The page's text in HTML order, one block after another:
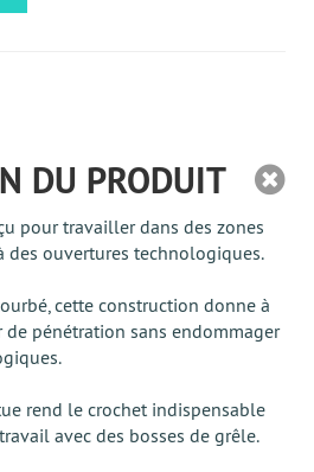
DU PRODUIT
pour travailler dans des zones
des ouvertures technologiques.
cette construction donne à
pénétration sans endommager
rend le crochet indispensable
avec des bosses de grêle.